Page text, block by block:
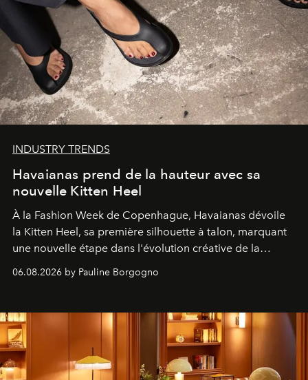
INDUSTRY TRENDS
Havaianas prend de la hauteur avec sa
nouvelle Kitten Heel
À la Fashion Week de Copenhague, Havaianas dévoile
la Kitten Heel, sa première silhouette à talon, marquant
une nouvelle étape dans l'évolution créative de la
06.08.2026 by Pauline Borgogno